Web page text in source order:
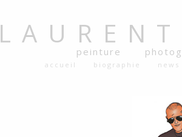
LAURENT
peinture
accueil biographie news